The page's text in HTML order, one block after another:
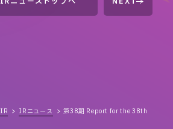
IR IRニュース
第38期 Report for the 38th